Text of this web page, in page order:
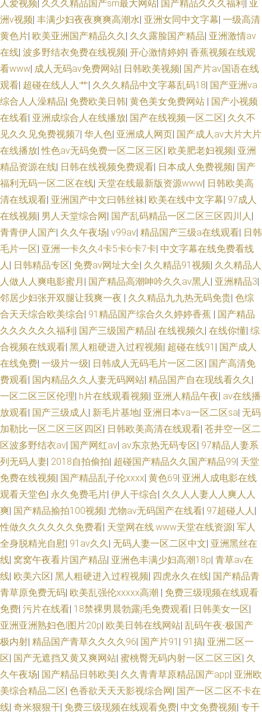
人爱视频 久久久精品国产sm最大网站 国产精品久久久福利
亚
洲v视频| 丰满少妇夜夜爽爽高潮水| 亚洲女同中文字幕| 一级高清
黄色片| 欧美亚洲国产精品久久| 久久露脸国产精品| 亚洲激情av
在线| 波多野结衣免费在线视频| 开心激情婷婷| 香蕉视频在线观
看www| 成人无码av免费网站| 日韩欧美视频| 国产片av国语在线
观看| 超碰在线人人艹| 久久久精品中文字幕乱码18| 国产亚洲va
综合人人澡精品| 免费欧美日韩| 黄色美女免费网站 | 国产小视频
在线看| 亚洲成综合人在线播放| 国产在线视频一区二区| 久久不
见久久见免费视频7| 华人色| 亚洲成人网页| 国产成人av大片大片
在线播放|性色av无码免费一区二区三区| 欧美肥老妇视频| 亚洲
精品资源在线| 日韩在线视频免费观看| 日本成人免费视频| 国产
福利无码一区二区在线| 天堂在线最新版资源www| 日韩欧美高
清在线观看| 亚洲国产中文曰韩丝袜| 欧美在线中文字幕| 97成人
在线视频| 男人天堂综合网| 国产乱码精品一区二区三区四川人|
青青伊人国产| 久久午夜场| v99av| 精品国产三级a在线观看| 日韩
毛片一区| 亚洲一卡久久4卡5卡6卡7卡| 中文字幕在线免费看线
人| 日韩精品专区| 免费av网址大全| 久久精品91视频| 久久精品人
人做人人爽电影蜜月 | 国产精品高潮呻吟久久av黑人| 亚洲精品3|
邻居少妇张开双腿让我爽一夜 | 久久精品九九热无码免贵| 色综
合天天综合欧美综合| 91精品国产综合久久婷婷香蕉 | 国产精品
久久久久久久福利| 国产三级国产精品| 在线视频久| 在线你懂| 综
合视频在线观看| 黑人粗硬进入过程视频| 超碰在线91 | 国产成人
在线免费| 一级片一级| 日韩成人无码毛片一区二区| 国产高清免
费观看| 国内精品久久人妻无码网站| 精品国产自在现线看久久|
一区二区三区伦理| h片在线观看视频| 亚洲人精品午夜| av在线播
放观看| 国产三级成人| 新毛片基地| 亚洲日本va一区二区sa| 无码
加勒比一区二区三区四区| 日韩欧美高清在线观看| 苍井空一区二
区波多野结衣av| 国产网红av| av东京热无码专区| 97精品人妻系
列无码人妻| 2018自拍偷拍| 超碰国产精品久久国产精品99| 天堂
免费在线视频| 国产精品乱子伦xxxx| 黄色69| 亚洲人成电影在线
观看天堂色| 永久免费毛片| 伊人干综合| 久久人人妻人人爽人人
爽| 国产精品揄拍100视频| 尤物av无码国产在线看| 97超碰人人|
性做久久久久久久免费看| 天堂网在线.www天堂在线资源| 军人
全身脱精光自慰| 91av久久| 无码人妻一区二区中文| 亚洲黑丝在
线| 窝窝午夜看片国产精品| 亚洲色丰满少妇高潮18p| 青草av在
线| 欧美六区| 黑人粗硬进入过程视频| 四虎永久在线| 国产精品青
青草原免费无码| 欧美乱强伦xxxxx高潮 | 免费三级现频在线观看
免费| 污片在线看| 18禁裸男晨勃露j毛免费观看| 日韩美女一区|
亚洲亚洲熟妇色l图片20p| 欧美日韩在线网站| 乱码午夜-极国产
极内射| 精品国产青草久久久久96| 国产片91 | 91搞| 亚洲二区一
区| 国产无遮挡又黄又爽网站| 蜜桃臀无码内射一区二区三区| 久
久午夜场| 国产精品日韩欧美| 久久青青草原精品国产app| 亚洲欧
美综合精品二区| 色香欲天天天影视综合网| 国产一区二区不卡在
线| 奇米狠狠干| 免费三级现频在线观看免费| 中文免费视频| 专干